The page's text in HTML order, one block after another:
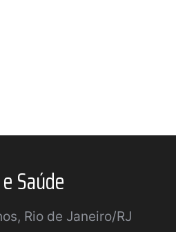
Saúde
Rio de Janeiro/RJ